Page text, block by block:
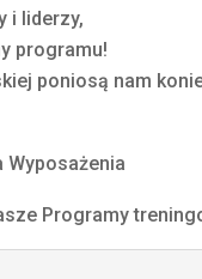
i liderzy,
programu!
poniosą nam
Wyposażenia
Programy